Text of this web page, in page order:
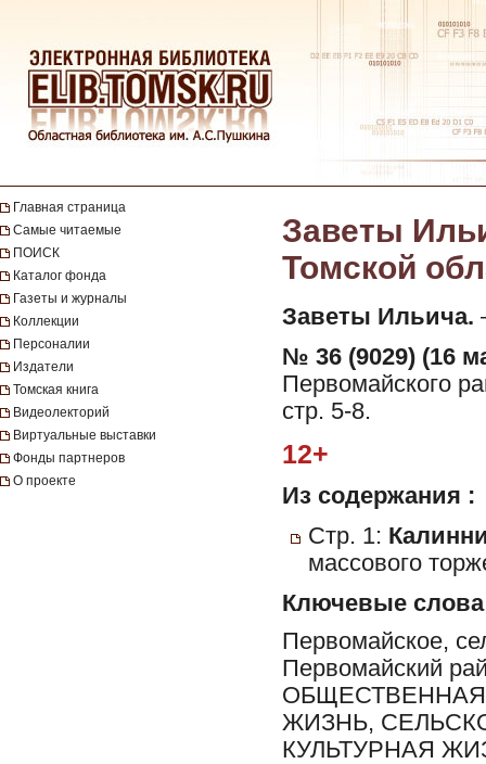
Главная страница
Самые читаемые
ПОИСК
Каталог фонда
Газеты и журналы
Коллекции
Персоналии
Издатели
Томская книга
Видеолекторий
Виртуальные выставки
Фонды партнеров
О проекте
Заветы
Томской
Заветы Ильича.
№ 36 (9029) (16
Первомайского
стр. 5-8.
12+
Из содержания :
Стр. 1:
массового
Ключевые слова
Первомайское,
Первомайский
ЖИЗНЬ,
КУЛЬТУРНАЯ